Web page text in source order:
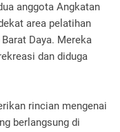
anggota Angkatan
area pelatihan
Daya. Mereka
dan diduga
rincian mengenai
berlangsung di